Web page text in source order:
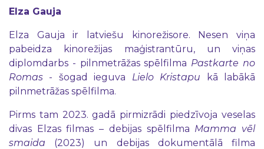
Elza Gauja
Elza Gauja ir latviešu kinorežisore. Nesen viņa
pabeidza kinorežijas maģistrantūru, un viņas
diplomdarbs - pilnmetrāžas spēlfilma Pastkarte no
Romas - šogad ieguva Lielo Kristapu kā labākā
pilnmetrāžas spēlfilma.
Pirms tam 2023. gadā pirmizrādi piedzīvoja veselas
divas Elzas filmas – debijas spēlfilma Mamma vēl
smaida (2023) un debijas dokumentālā filma